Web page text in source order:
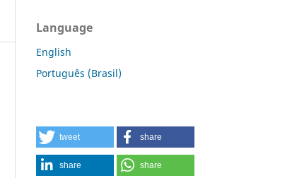
Language
English
Português (Brasil)
tweet share
share share